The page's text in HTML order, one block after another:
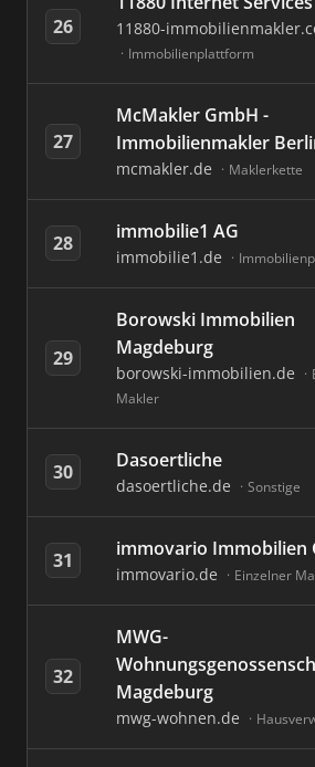
26 11880-
Immobilienplattform
27
McMakler GmbH -
Immobilienmakler
mcmakler.de Maklerkette
28 immobilie1 AG
immobilie1.de
29
Borowski Immobilien
Magdeburg
borowski-immobilien.de
Makler
30 Dasoertliche
dasoertliche.de Sonstige
31 immovario Immobilien
immovario.de Einzelner
32
MWG-
Magdeburg
mwg-wohnen.de